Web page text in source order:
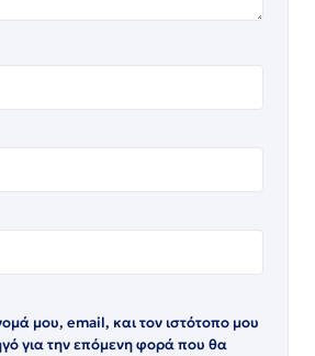
μου, email, και τον ιστότοπο μου
για την επόμενη φορά που θα